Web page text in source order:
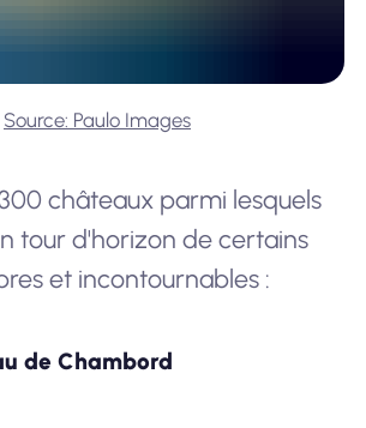
Source: Paulo Images
châteaux parmi lesquels
tour d'horizon de certains
et incontournables :
de Chambord